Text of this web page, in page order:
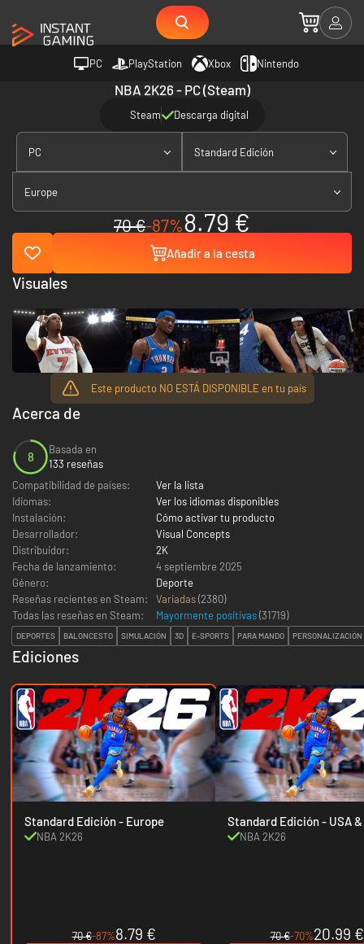
PC PlayStation Xbox Nintendo
NBA 2K26 - PC (Steam)
Steam Descarga digital
PC Standard Edición
Europe
70 €-87%8.79 €
Añadir a la cesta
Este producto NO ESTÁ DISPONIBLE en tu país
Acerca de
8
Basada en
133 reseñas
Compatibilidad de países:
Ver la lista
Idiomas:
Ver los idiomas disponibles
Instalación:
Cómo activar tu producto
Desarrollador:
Visual Concepts
Distribuidor:
2K
Fecha de lanzamiento:
4 septiembre 2025
Género:
Deporte
Reseñas recientes en Steam:
Variadas(2380)
Todas las reseñas en Steam:
Mayormente positivas(31719)
DEPORTES BALONCESTO SIMULACIÓN 3D E-SPORTS PARA MANDO
Ediciones
Standard Edición - Europe
NBA 2K26
70 €-87%8.79 €
Standard
NBA 2K26
70 €-70%20.99 €
Visuales